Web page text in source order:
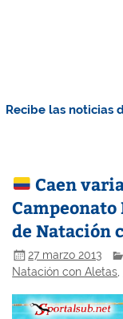
Recibe las noticias
Caen
de Natación
27 marzo 2013
Natación con Aletas,